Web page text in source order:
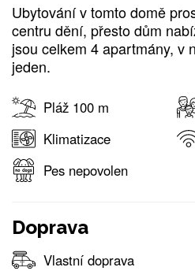
Ubytování v tomto domě
centru dění, přesto dům
jsou celkem 4 apartmány, v
jeden.
Pláž 100 m
Klimatizace
Pes nepovolen
Doprava
Vlastní doprava